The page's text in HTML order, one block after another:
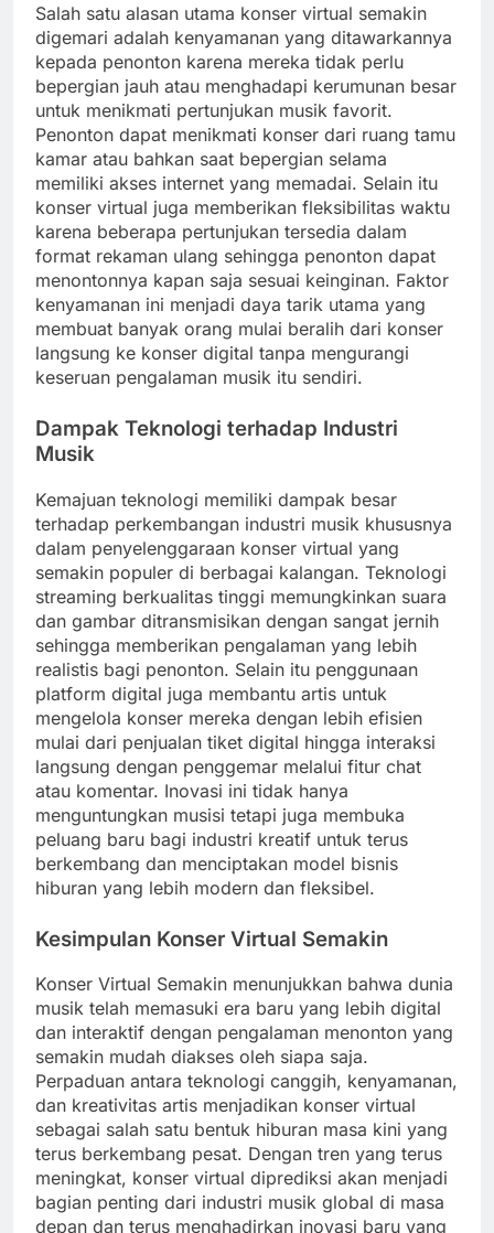
Salah satu alasan utama konser virtual semakin
digemari adalah kenyamanan yang ditawarkannya
kepada penonton karena mereka tidak perlu
bepergian jauh atau menghadapi kerumunan besar
untuk menikmati pertunjukan musik favorit.
Penonton dapat menikmati konser dari ruang tamu
kamar atau bahkan saat bepergian selama
memiliki akses internet yang memadai. Selain itu
konser virtual juga memberikan fleksibilitas waktu
karena beberapa pertunjukan tersedia dalam
format rekaman ulang sehingga penonton dapat
menontonnya kapan saja sesuai keinginan. Faktor
kenyamanan ini menjadi daya tarik utama yang
membuat banyak orang mulai beralih dari konser
langsung ke konser digital tanpa mengurangi
keseruan pengalaman musik itu sendiri.
Dampak Teknologi terhadap Industri
Musik
Kemajuan teknologi memiliki dampak besar
terhadap perkembangan industri musik khususnya
dalam penyelenggaraan konser virtual yang
semakin populer di berbagai kalangan. Teknologi
streaming berkualitas tinggi memungkinkan suara
dan gambar ditransmisikan dengan sangat jernih
sehingga memberikan pengalaman yang lebih
realistis bagi penonton. Selain itu penggunaan
platform digital juga membantu artis untuk
mengelola konser mereka dengan lebih efisien
mulai dari penjualan tiket digital hingga interaksi
langsung dengan penggemar melalui fitur chat
atau komentar. Inovasi ini tidak hanya
menguntungkan musisi tetapi juga membuka
peluang baru bagi industri kreatif untuk terus
berkembang dan menciptakan model bisnis
hiburan yang lebih modern dan fleksibel.
Kesimpulan Konser Virtual Semakin
Konser Virtual Semakin menunjukkan bahwa dunia
musik telah memasuki era baru yang lebih digital
dan interaktif dengan pengalaman menonton yang
semakin mudah diakses oleh siapa saja.
Perpaduan antara teknologi canggih, kenyamanan,
dan kreativitas artis menjadikan konser virtual
sebagai salah satu bentuk hiburan masa kini yang
terus berkembang pesat. Dengan tren yang terus
meningkat, konser virtual diprediksi akan menjadi
bagian penting dari industri musik global di masa
depan dan terus menghadirkan inovasi baru yang